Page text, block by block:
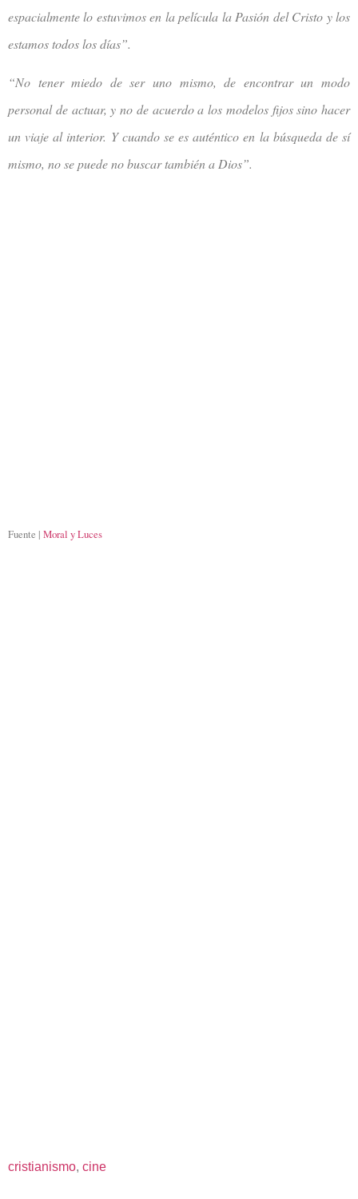
espacialmente lo estuvimos en la película la Pasión del Cristo y los
estamos todos los días”.
“No tener miedo de ser uno mismo, de encontrar un modo
personal de actuar, y no de acuerdo a los modelos fijos sino hacer
un viaje al interior. Y cuando se es auténtico en la búsqueda de sí
mismo, no se puede no buscar también a Dios”.
Fuente | Moral y Luces
cristianismo, cine